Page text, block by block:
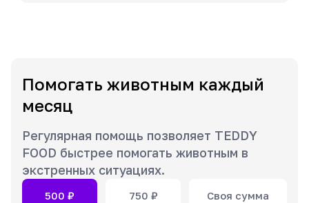
Помогать животным каждый
месяц
Регулярная помощь позволяет TEDDY
FOOD быстрее помогать животным в
экстренных ситуациях.
500 ₽ 750 ₽ Своя сумма